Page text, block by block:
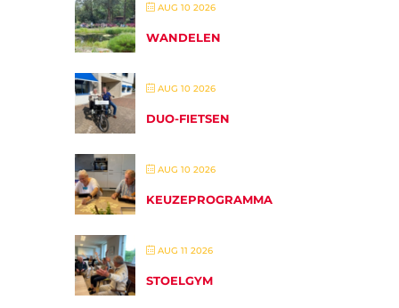
AUG 10 2026
WANDELEN
AUG 10 2026
DUO-FIETSEN
AUG 10 2026
KEUZEPROGRAMMA
AUG 11 2026
STOELGYM